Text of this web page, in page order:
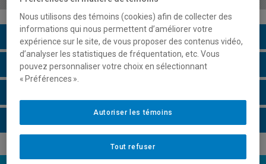
Description du cours
Horaire - Été 2026
Nous utilisons des témoins (cookies) afin de collecter des
informations qui nous permettent d’améliorer votre
expérience sur le site, de vous proposer des contenus vidéo,
d’analyser les statistiques de fréquentation, etc. Vous
pouvez personnaliser votre choix en sélectionnant
« Préférences ».
Tout refuser
Autoriser les témoins